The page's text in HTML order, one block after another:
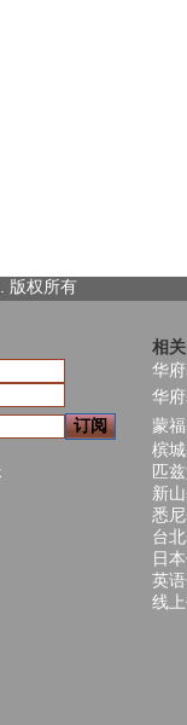
版权所有
相
华
华
蒙
槟
匹
新
悉
台
日
英
线